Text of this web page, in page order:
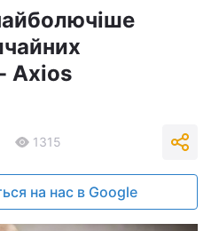
Axios
1315
на нас в Google